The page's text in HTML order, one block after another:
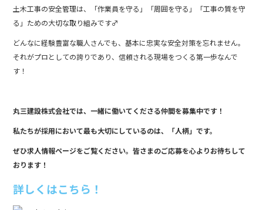
土木工事の安全管理は、「作業員を守る」「周囲を守る」「工事の質を守
る」ための大切な取り組みです‍♂️
どんなに経験豊富な職人さんでも、基本に忠実な安全対策を忘れません。
それがプロとしての誇りであり、信頼される現場をつくる第一歩なんで
す！
丸三建設株式会社では、一緒に働いてくださる仲間を募集中です！
私たちが採用において最も大切にしているのは、「人柄」です。
ぜひ求人情報ページをご覧ください。皆さまのご応募を心よりお待ちして
おります！
詳しくはこちら！